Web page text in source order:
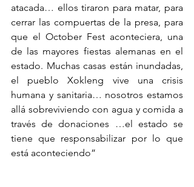
atacada… ellos tiraron para matar, para
cerrar las compuertas de la presa, para
que el October Fest aconteciera, una
de las mayores fiestas alemanas en el
estado. Muchas casas están inundadas,
el pueblo Xokleng vive una crisis
humana y sanitaria… nosotros estamos
allá sobreviviendo con agua y comida a
través de donaciones …el estado se
tiene que responsabilizar por lo que
está aconteciendo”